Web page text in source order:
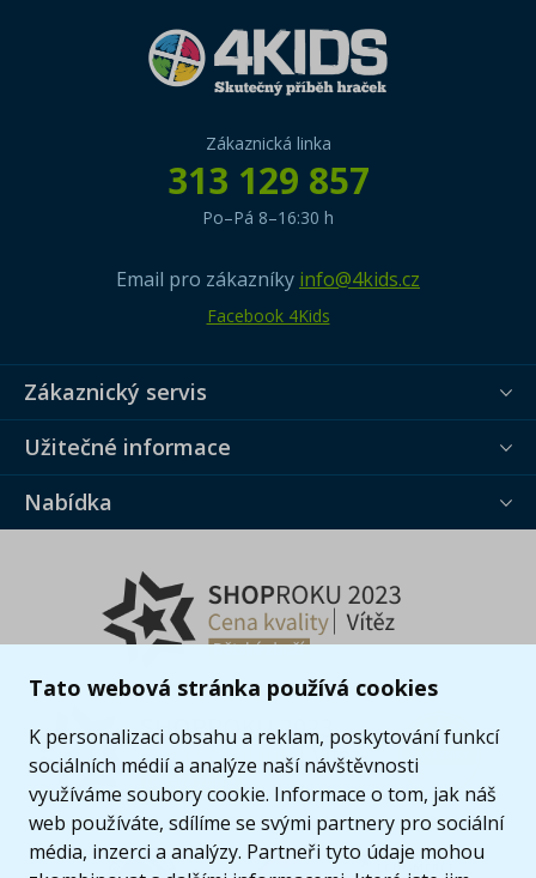
Tato webová stránka používá cookies
K personalizaci obsahu a reklam, poskytování funkcí
sociálních médií a analýze naší návštěvnosti
využíváme soubory cookie. Informace o tom, jak náš
web používáte, sdílíme se svými partnery pro sociální
média, inzerci a analýzy. Partneři tyto údaje mohou
Zákaznická linka
313 129 857
Po–Pá 8–16:30 h
Email pro zákazníky info@4kids.cz
Facebook 4Kids
Zákaznický servis
Užitečné informace
Nabídka